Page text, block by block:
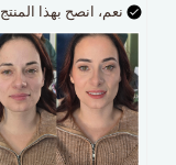
نعم، انصح بهذا المنتج